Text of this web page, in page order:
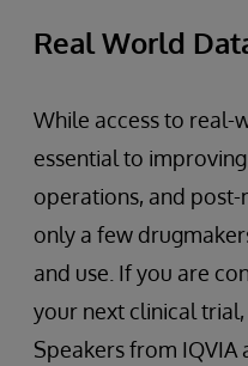
Real World
While access to real-
essential to
operations, and
only a few
and use. If you are
your next clinical
Speakers from IQVIA